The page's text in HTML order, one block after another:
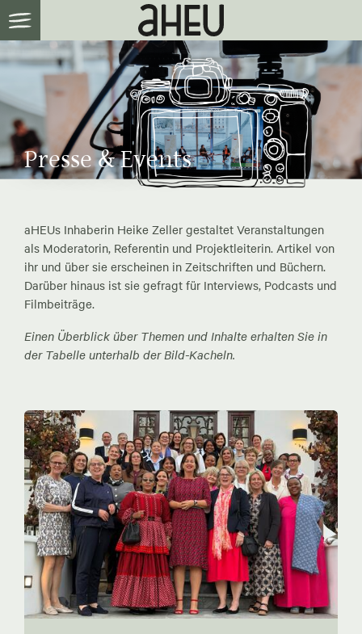
Presse & Events
aHEUs Inhaberin Heike Zeller gestaltet Veranstaltungen
als Moderatorin, Referentin und Projektleiterin. Artikel von
ihr und über sie erscheinen in Zeitschriften und Büchern.
Darüber hinaus ist sie gefragt für Interviews, Podcasts und
Filmbeiträge.
Einen Überblick über Themen und Inhalte erhalten Sie in
der Tabelle unterhalb der Bild-Kacheln.